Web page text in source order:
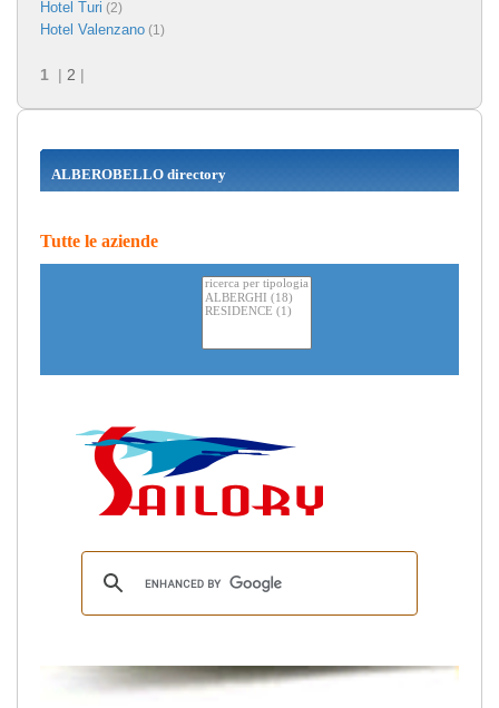
Hotel Turi (2)
Hotel Valenzano (1)
1 | 2 |
ALBEROBELLO directory
Tutte le aziende